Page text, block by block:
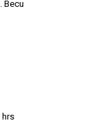
Becu
hrs